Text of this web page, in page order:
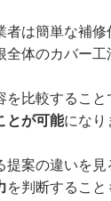
は簡単な補修
全体のカバー工
比較すること
とが可能になり
案の違いを見
を判断するこ